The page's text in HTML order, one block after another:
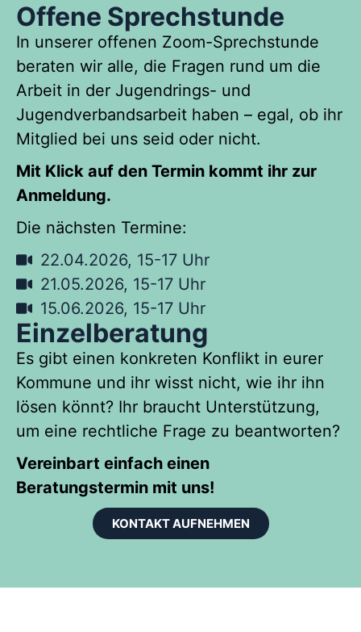
Offene Sprechstunde
In unserer offenen Zoom-Sprechstunde
beraten wir alle, die Fragen rund um die
Arbeit in der Jugendrings- und
Jugendverbandsarbeit haben – egal, ob ihr
Mitglied bei uns seid oder nicht.
Mit Klick auf den Termin kommt ihr zur
Anmeldung.
Die nächsten Termine:
22.04.2026, 15-17 Uhr
21.05.2026, 15-17 Uhr
15.06.2026, 15-17 Uhr
Einzelberatung
Es gibt einen konkreten Konflikt in eurer
Kommune und ihr wisst nicht, wie ihr ihn
lösen könnt? Ihr braucht Unterstützung,
um eine rechtliche Frage zu beantworten?
Vereinbart einfach einen
Beratungstermin mit uns!
KONTAKT AUFNEHMEN